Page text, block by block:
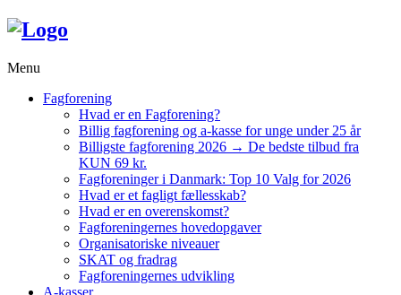
Menu
Fagforening
Hvad er en Fagforening?
Billig fagforening og a-kasse for unge under 25 år
Billigste fagforening 2026 → De bedste tilbud fra
KUN 69 kr.
Fagforeninger i Danmark: Top 10 Valg for 2026
Hvad er et fagligt fællesskab?
Hvad er en overenskomst?
Fagforeningernes hovedopgaver
Organisatoriske niveauer
SKAT og fradrag
Fagforeningernes udvikling
A-kasser